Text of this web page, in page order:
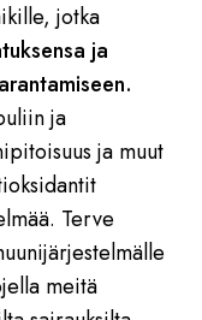
jotka
ja
ja
ja muut
Terve
meitä